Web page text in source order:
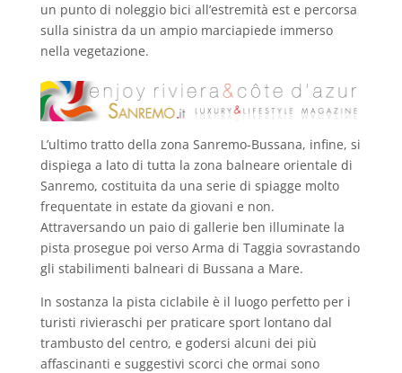
un punto di noleggio bici all’estremità est e percorsa
sulla sinistra da un ampio marciapiede immerso
nella vegetazione.
L’ultimo tratto della zona Sanremo-Bussana, infine, si
dispiega a lato di tutta la zona balneare orientale di
Sanremo, costituita da una serie di spiagge molto
frequentate in estate da giovani e non.
Attraversando un paio di gallerie ben illuminate la
pista prosegue poi verso Arma di Taggia sovrastando
gli stabilimenti balneari di Bussana a Mare.
In sostanza la pista ciclabile è il luogo perfetto per i
turisti rivieraschi per praticare sport lontano dal
trambusto del centro, e godersi alcuni dei più
affascinanti e suggestivi scorci che ormai sono